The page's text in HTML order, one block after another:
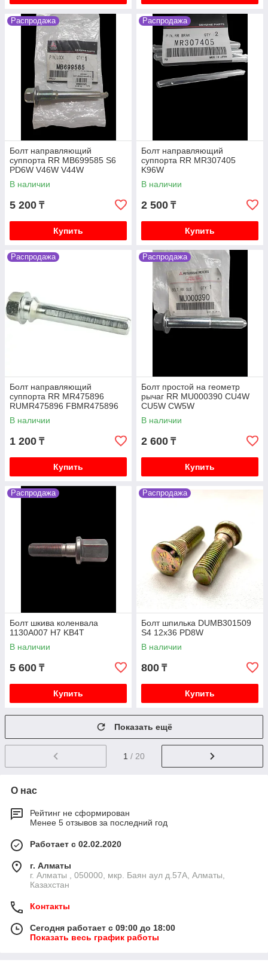
Распродажа
Болт направляющий
суппорта RR MB699585 S6
PD6W V46W V44W
В наличии
5 200 ₸
Купить
Распродажа
Болт направляющий
суппорта RR MR307405
K96W
В наличии
2 500 ₸
Купить
Распродажа
Болт направляющий
суппорта RR MR475896
RUMR475896 FBMR475896
0474-CYUPF V75W V93W
В наличии
1 200 ₸
Купить
Распродажа
Болт простой на геометр
рычаг RR MU000390 CU4W
CU5W CW5W
В наличии
2 600 ₸
Купить
Распродажа
Болт шкива коленвала
1130A007 H7 KB4T
В наличии
5 600 ₸
Купить
Распродажа
Болт шпилька DUMB301509
S4 12x36 PD8W
В наличии
800 ₸
Купить
Показать ещё
1 / 20
О нас
Рейтинг не сформирован
Менее 5 отзывов за последний год
Работает с 02.02.2020
г. Алматы
г. Алматы , 050000, мкр. Баян аул д.57А, Алматы,
Казахстан
Контакты
Сегодня работает с 09:00 до 18:00
Показать весь график работы